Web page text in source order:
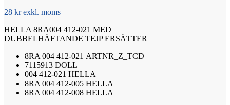
28 kr exkl. moms
HELLA 8RA004 412-021 MED
DUBBELHÄFTANDE TEJP ERSÄTTER
8RA 004 412-021 ARTNR_Z_TCD
7115913 DOLL
004 412-021 HELLA
8RA 004 412-005 HELLA
8RA 004 412-008 HELLA